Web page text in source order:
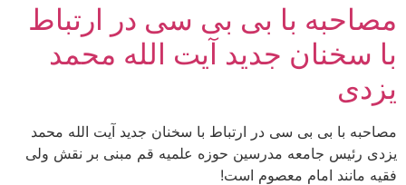
مصاحبه با بی بی سی در ارتباط
با سخنان جدید آیت الله محمد
یزدی
مصاحبه با بی بی سی در ارتباط با سخنان جدید آیت الله محمد
یزدی رئیس جامعه مدرسین حوزه علمیه قم مبنی بر نقش ولی
فقیه مانند امام معصوم است!